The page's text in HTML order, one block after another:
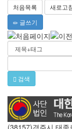
처음목록
새로고
글쓰기
검색